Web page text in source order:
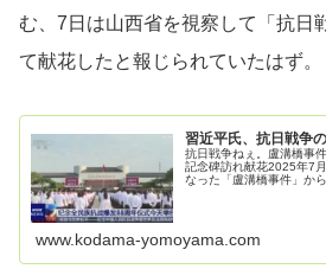
む、7日は山西省を視察して「抗日
て献花したと報じられていたはず。
習近平氏、抗日戦争
抗日戦争ねぇ。盧溝橋事
記念碑訪れ献花2025年7
なった「盧溝橋事件」か
www.kodama-yomoyama.com